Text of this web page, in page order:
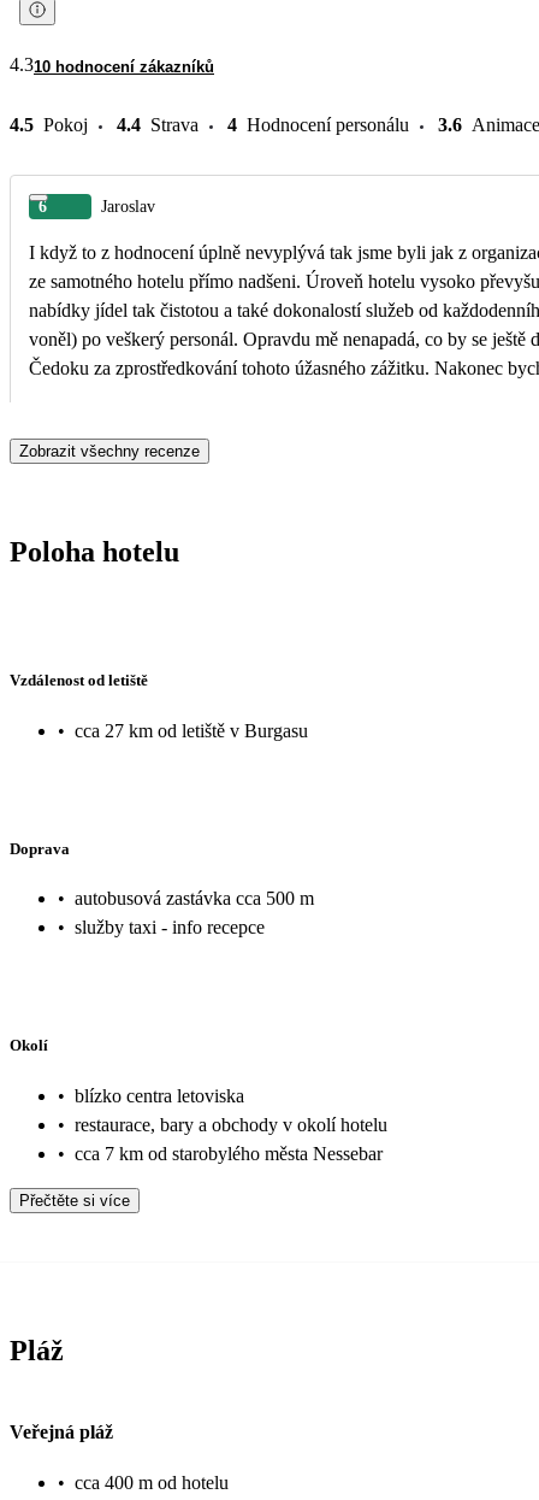
4.310 hodnocení zákazníků
4.5 Pokoj 4.4 Strava 4 Hodnocení personálu 3.6 Animace
6 Jaroslav
I když to z hodnocení úplně nevyplývá tak jsme byli jak z
ze samotného hotelu přímo nadšeni. Úroveň hotelu vysoko
nabídky jídel tak čistotou a také dokonalostí služeb od
voněl) po veškerý personál. Opravdu mě nenapadá, co by se ještě
Čedoku za zprostředkování tohoto úžasného zážitku. Nakonec
Zobrazit všechny recenze
Poloha hotelu
Vzdálenost od letiště
• cca 27 km od letiště v Burgasu
Doprava
• autobusová zastávka cca 500 m
• služby taxi - info recepce
Okolí
• blízko centra letoviska
• restaurace, bary a obchody v okolí hotelu
• cca 7 km od starobylého města Nessebar
Přečtěte si více
Pláž
Veřejná pláž
• cca 400 m od hotelu